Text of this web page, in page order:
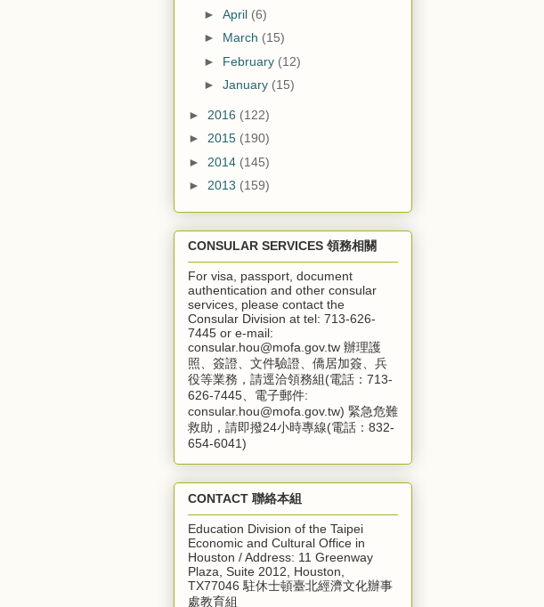
► April (6)
► March (15)
► February (12)
► January (15)
► 2016 (122)
► 2015 (190)
► 2014 (145)
► 2013 (159)
CONSULAR SERVICES 領務相關
For visa, passport, document
authentication and other consular
services, please contact the
Consular Division at tel: 713-626-
7445 or e-mail:
consular.hou@mofa.gov.tw 辦理護
照、簽證、文件驗證、僑居加簽、兵
役等業務，請逕洽領務組(電話：713-
626-7445、電子郵件:
consular.hou@mofa.gov.tw) 緊急危難
救助，請即撥24小時專線(電話：832-
654-6041)
CONTACT 聯絡本組
Education Division of the Taipei
Economic and Cultural Office in
Houston / Address: 11 Greenway
Plaza, Suite 2012, Houston,
TX77046 駐休士頓臺北經濟文化辦事
處教育組